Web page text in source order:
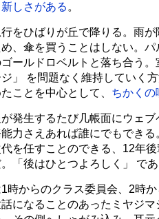
しさがある 。
をひばりが丘で降りる。雨
、傘を買うことはしない。
ールドロベルトと落ち合う
」 を問題なく維持していく
ことを中心として、 ちかくの
発生するたび几帳面にウェ
力さえあれば誰にでもでき
を任すことのできる、12年後
「後はひとつよろしく」 であ
時からのクラス委員会、2時
になることのあったミヤジ